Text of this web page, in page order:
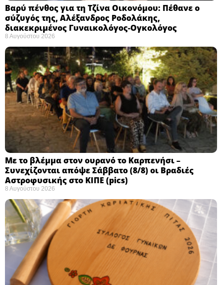
Βαρύ πένθος για τη Τζίνα Οικονόμου: Πέθανε ο
σύζυγός της, Αλέξανδρος Ροδολάκης,
διακεκριμένος Γυναικολόγος-Ογκολόγος
8 Αυγούστου 2026
Με το βλέμμα στον ουρανό το Καρπενήσι –
Συνεχίζονται απόψε Σάββατο (8/8) οι Βραδιές
Αστροφυσικής στο ΚΙΠΕ (pics)
8 Αυγούστου 2026